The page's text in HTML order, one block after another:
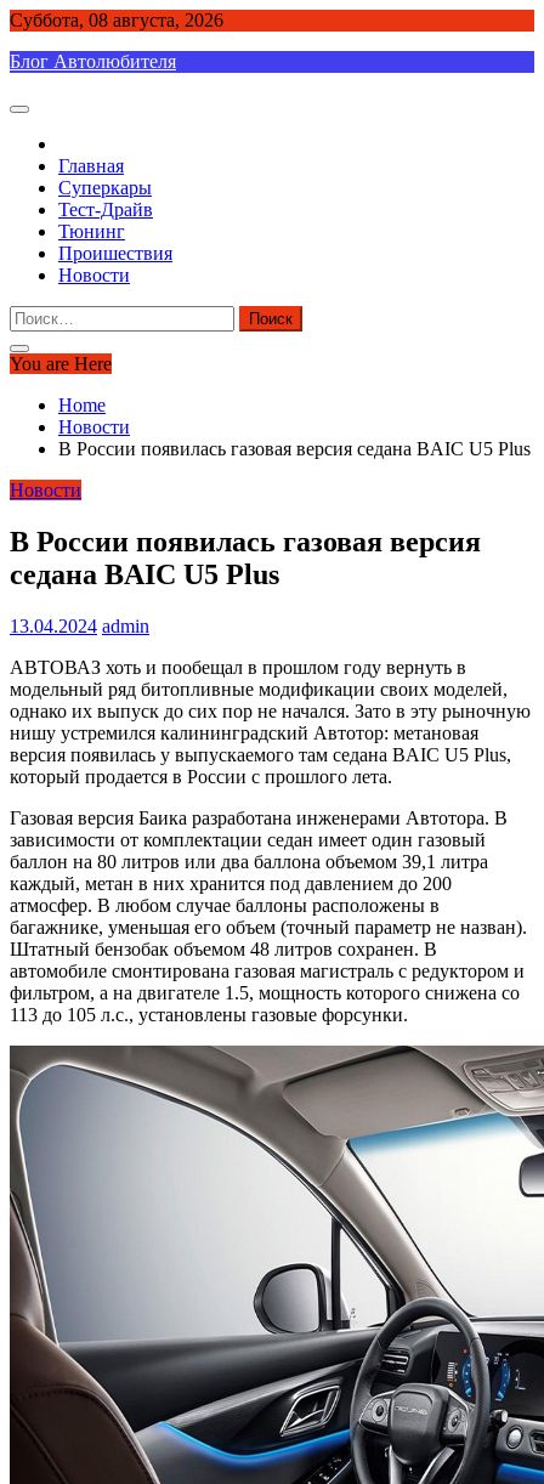
Skip
content
Суббота, 08 августа, 2026
Блог Автолюбителя
Главная
Суперкары
Тест-Драйв
Тюнинг
Проишествия
Новости
Найти:
You are Here
Home
Новости
В России появилась газовая версия седана BAIC U5 Plus
Новости
В России появилась газовая версия
седана BAIC U5 Plus
13.04.2024 admin
АВТОВАЗ хоть и пообещал в прошлом году вернуть в
модельный ряд битопливные модификации своих моделей,
однако их выпуск до сих пор не начался. Зато в эту рыночную
нишу устремился калининградский Автотор: метановая
версия появилась у выпускаемого там седана BAIC U5 Plus,
который продается в России с прошлого лета.
Газовая версия Баика разработана инженерами Автотора. В
зависимости от комплектации седан имеет один газовый
баллон на 80 литров или два баллона объемом 39,1 литра
каждый, метан в них хранится под давлением до 200
атмосфер. В любом случае баллоны расположены в
багажнике, уменьшая его объем (точный параметр не назван).
Штатный бензобак объемом 48 литров сохранен. В
автомобиле смонтирована газовая магистраль с редуктором и
фильтром, а на двигателе 1.5, мощность которого снижена со
113 до 105 л.с., установлены газовые форсунки.